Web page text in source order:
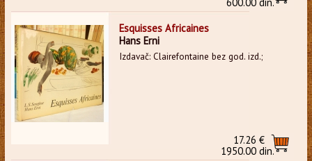
Esquisses Africaines
Hans Erni
Izdavač: Clairefontaine bez god. izd.;
17.26 €
1950.00 din.